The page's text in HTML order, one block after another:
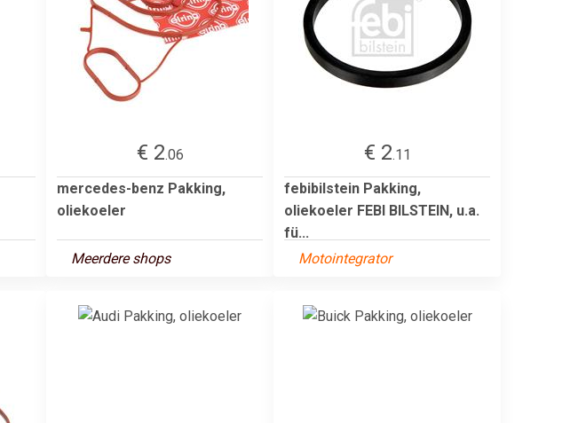
€ 2.06
mercedes-benz Pakking,
oliekoeler
Meerdere shops
€ 2.11
febibilstein Pakking,
oliekoeler FEBI BILSTEIN, u.a.
fü...
Motointegrator